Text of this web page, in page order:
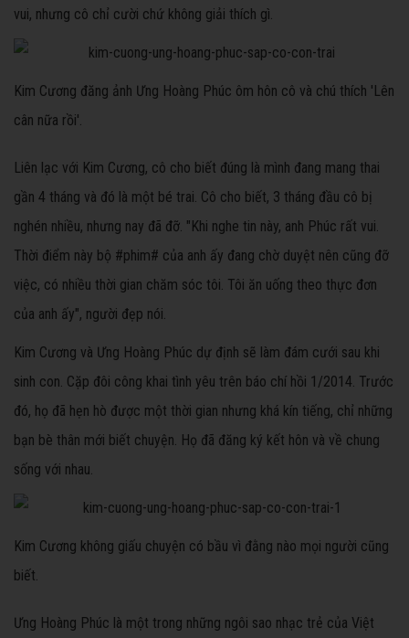
vui, nhưng cô chỉ cười chứ không giải thích gì.
Kim Cương đăng ảnh Ưng Hoàng Phúc ôm hôn cô và chú thích 'Lên
cân nữa rồi'.
Liên lạc với Kim Cương, cô cho biết đúng là mình đang mang thai
gần 4 tháng và đó là một bé trai. Cô cho biết, 3 tháng đầu cô bị
nghén nhiều, nhưng nay đã đỡ. "Khi nghe tin này, anh Phúc rất vui.
Thời điểm này bộ #phim# của anh ấy đang chờ duyệt nên cũng đỡ
việc, có nhiều thời gian chăm sóc tôi. Tôi ăn uống theo thực đơn
của anh ấy", người đẹp nói.
Kim Cương và Ưng Hoàng Phúc dự định sẽ làm đám cưới sau khi
sinh con. Cặp đôi công khai tình yêu trên báo chí hồi 1/2014. Trước
đó, họ đã hẹn hò được một thời gian nhưng khá kín tiếng, chỉ những
bạn bè thân mới biết chuyện. Họ đã đăng ký kết hôn và về chung
sống với nhau.
Kim Cương không giấu chuyện có bầu vì đằng nào mọi người cũng
biết.
Ưng Hoàng Phúc là một trong những ngôi sao nhạc trẻ của Việt